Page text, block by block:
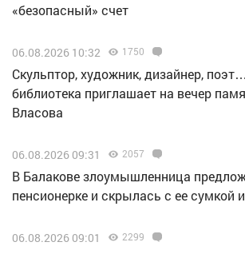
«безопасный» счет
06.08.2026 10:32 1750
Скульптор, художник, дизайнер,
библиотека приглашает на вечер
Власова
06.08.2026 09:31 2057
В Балакове злоумышленница
пенсионерке и скрылась с ее сумкой
06.08.2026 09:01 2299